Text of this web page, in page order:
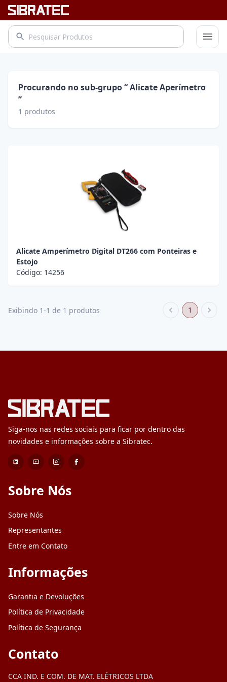
Procurando no sub-grupo “ Alicate Aperímetro
”
1 produtos
Alicate Amperímetro Digital DT266 com Ponteiras e
Estojo
Código: 14256
Exibindo 1-1 de 1 produtos 1
Siga-nos nas redes sociais para ficar por dentro das
novidades e informações sobre a Sibratec.
Sobre Nós
Sobre Nós
Representantes
Entre em Contato
Informações
Garantia e Devoluções
Política de Privacidade
Política de Segurança
Contato
CCA IND. E COM. DE MAT. ELÉTRICOS LTDA